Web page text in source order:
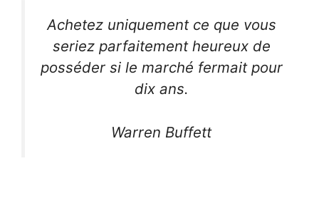
Achetez uniquement ce que vous
seriez parfaitement heureux de
posséder si le marché fermait pour
dix ans.
Warren Buffett